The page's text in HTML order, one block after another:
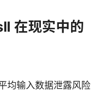
在现实中的
均输入数据泄露风险